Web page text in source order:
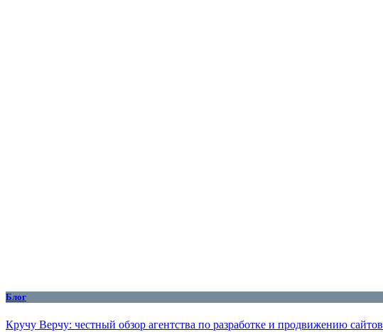
Блог
Кручу Верчу: честный обзор агентства по разработке и продвижению сайтов